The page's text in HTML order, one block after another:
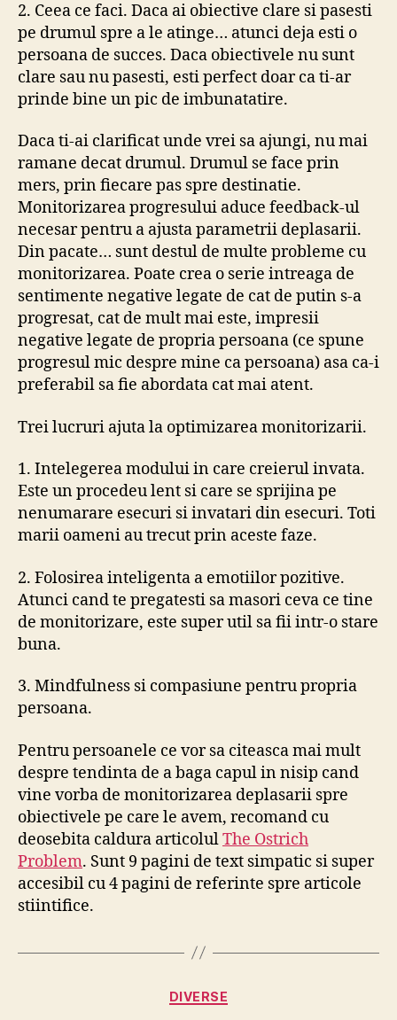
2. Ceea ce faci. Daca ai obiective clare si pasesti
pe drumul spre a le atinge… atunci deja esti o
persoana de succes. Daca obiectivele nu sunt
clare sau nu pasesti, esti perfect doar ca ti-ar
prinde bine un pic de imbunatatire.
Daca ti-ai clarificat unde vrei sa ajungi, nu mai
ramane decat drumul. Drumul se face prin
mers, prin fiecare pas spre destinatie.
Monitorizarea progresului aduce feedback-ul
necesar pentru a ajusta parametrii deplasarii.
Din pacate… sunt destul de multe probleme cu
monitorizarea. Poate crea o serie intreaga de
sentimente negative legate de cat de putin s-a
progresat, cat de mult mai este, impresii
negative legate de propria persoana (ce spune
progresul mic despre mine ca persoana) asa ca-i
preferabil sa fie abordata cat mai atent.
Trei lucruri ajuta la optimizarea monitorizarii.
1. Intelegerea modului in care creierul invata.
Este un procedeu lent si care se sprijina pe
nenumarare esecuri si invatari din esecuri. Toti
marii oameni au trecut prin aceste faze.
2. Folosirea inteligenta a emotiilor pozitive.
Atunci cand te pregatesti sa masori ceva ce tine
de monitorizare, este super util sa fii intr-o stare
buna.
3. Mindfulness si compasiune pentru propria
persoana.
Pentru persoanele ce vor sa citeasca mai mult
despre tendinta de a baga capul in nisip cand
vine vorba de monitorizarea deplasarii spre
obiectivele pe care le avem, recomand cu
deosebita caldura articolulThe Ostrich
Problem. Sunt 9 pagini de text simpatic si super
accesibil cu 4 pagini de referinte spre articole
stiintifice.
Categories
DIVERSE